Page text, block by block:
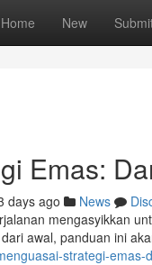
Home New
Emas:
days ago News
mengasyikkan
awal, panduan ini
strategi-